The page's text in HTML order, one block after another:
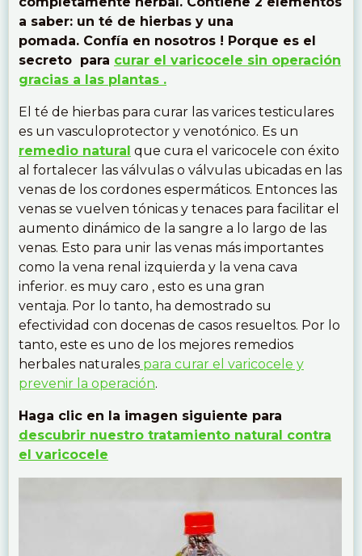
a saber: un té de hierbas y una
pomada. Confía en nosotros ! Porque es el
secreto para curar el varicocele sin operación
gracias a las plantas .
El té de hierbas para curar las varices testiculares
es un vasculoprotector y venotónico. Es un
remedio natural que cura el varicocele con éxito
al fortalecer las válvulas o válvulas ubicadas en las
venas de los cordones espermáticos. Entonces las
venas se vuelven tónicas y tenaces para facilitar el
aumento dinámico de la sangre a lo largo de las
venas. Esto para unir las venas más importantes
como la vena renal izquierda y la vena cava
inferior. es muy caro , esto es una gran
ventaja. Por lo tanto, ha demostrado su
efectividad con docenas de casos resueltos. Por lo
tanto, este es uno de los mejores remedios
herbales naturales para curar el varicocele y
prevenir la operación.
Haga clic en la imagen siguiente para
descubrir nuestro tratamiento natural contra
el varicocele